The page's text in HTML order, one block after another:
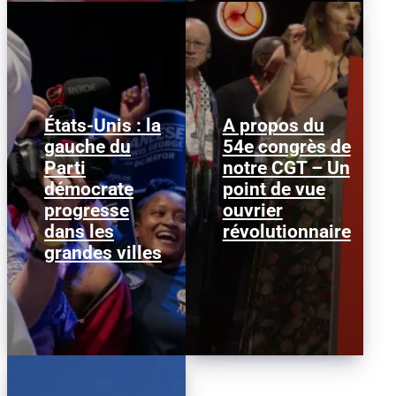
États-Unis : la
gauche du
Parti
démocrate
progresse
dans les
grandes villes
Janeese Lewis George a
remporté la primaire
démocrate pour la
mairie de Washington
D.C., ce qui...
A propos du
54e congrès de
notre CGT – Un
point de vue
ouvrier
révolutionnaire
Nous publions ci-
dessous ce texte afin
d’alimenter le débat au
sein de la CGT, dans la
perspective...